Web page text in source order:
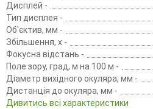
Дисплей -
Тип дисплея -
Об'єктив, мм -
Збільшення, х -
Фокусна відстань -
Поле зору, град, м на 100 м -
Діаметр вихідного окуляра, мм -
Дистанція до окуляра, мм -
Дивитись всі характеристики